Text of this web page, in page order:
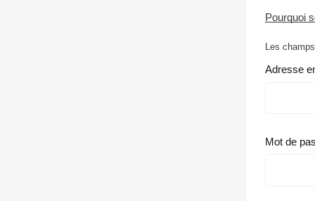
Pourquoi
Les
Adresse
Mot de